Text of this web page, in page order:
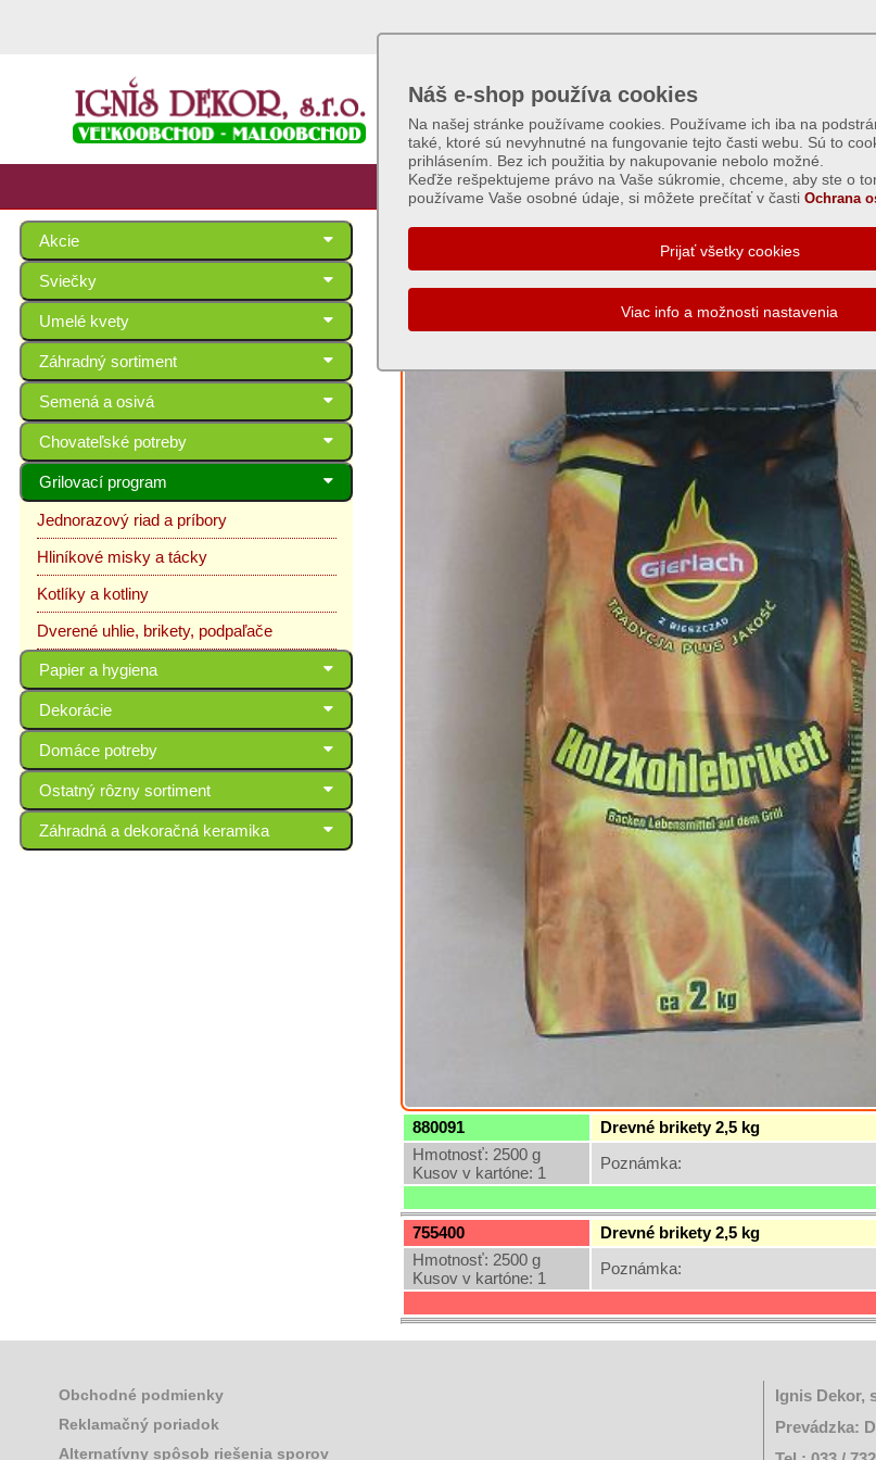
Náš e-shop používa cookies
Na našej stránke používame cookies. Používame ich iba na
také, ktoré sú nevyhnutné na fungovanie tejto časti webu. Sú to
prihlásením. Bez ich použitia by nakupovanie nebolo možné.
Keďže rešpektujeme právo na Vaše súkromie, chceme, aby ste o
používame Vaše osobné údaje, si môžete prečítať v časti Ochrana
Akcie
Sviečky
Umelé kvety
Záhradný sortiment
Semená a osivá
Chovateľské potreby
Grilovací program
Jednorazový riad a príbory
Hliníkové misky a tácky
Kotlíky a kotliny
Dverené uhlie, brikety, podpaľače
Papier a hygiena
Dekorácie
Domáce potreby
Ostatný rôzny sortiment
Záhradná a dekoračná keramika
880091 Drevné brikety 2,5 kg
Hmotnosť: 2500 g
Kusov v kartóne: 1
Poznámka:
755400
Drevné brikety 2,5 kg
Hmotnosť: 2500 g
Kusov v kartóne: 1
Poznámka:
Obchodné podmienky
Reklamačný poriadok
Alternatívny spôsob riešenia sporov
Ignis Dekor,
Prevádzka: